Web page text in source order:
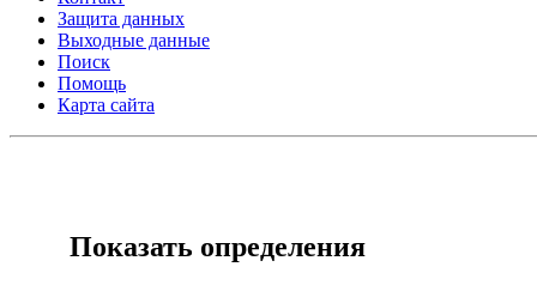
Защита данных
Выходные данные
Поиск
Помощь
Карта сайта
Показать определения